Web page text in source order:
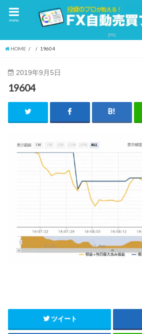
menu
HOME 19604
2019年9月5日
19604
ツイート